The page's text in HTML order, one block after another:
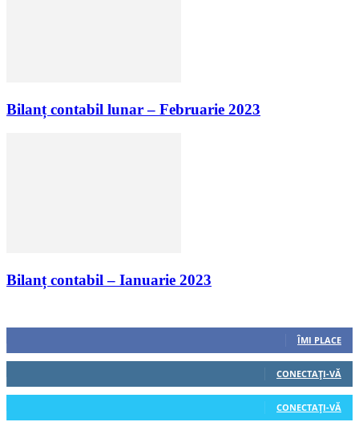
Bilanț contabil lunar – Februarie 2023
Bilanț contabil – Ianuarie 2023
ÎMI PLACE
CONECTAȚI-VĂ
CONECTAȚI-VĂ